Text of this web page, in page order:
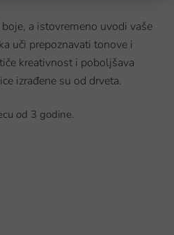
boje, a istovremeno uvodi vaše
uči prepoznavati tonove i
kreativnost i poboljšava
izrađene su od drveta.
od 3 godine.